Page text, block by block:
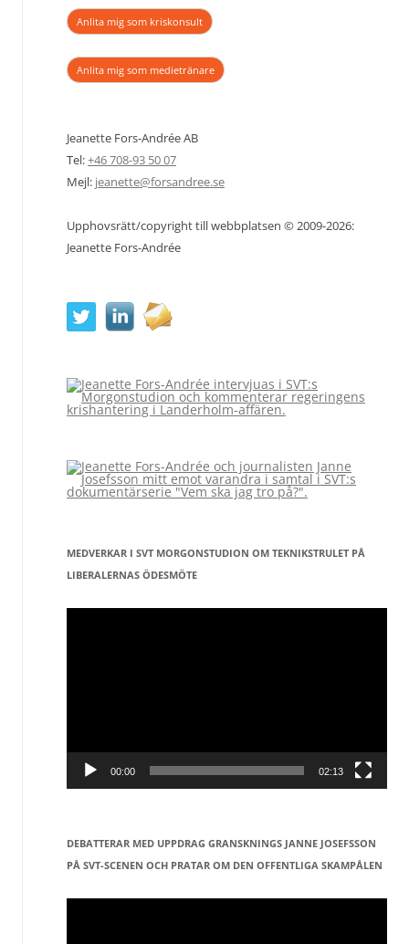
Anlita mig som kriskonsult
Anlita mig som medietränare
Jeanette Fors-Andrée AB
Tel:+46 708-93 50 07
Mejl: jeanette@forsandree.se
Upphovsrätt/copyright till webbplatsen © 2009-2026:
Jeanette Fors-Andrée
MEDVERKAR I SVT MORGONSTUDION OM TEKNIKSTRULET PÅ
LIBERALERNAS ÖDESMÖTE
Videospelare
00:00 02:13
DEBATTERAR MED UPPDRAG GRANSKNINGS JANNE JOSEFSSON
PÅ SVT-SCENEN OCH PRATAR OM DEN OFFENTLIGA SKAMPÅLEN
Videospelare